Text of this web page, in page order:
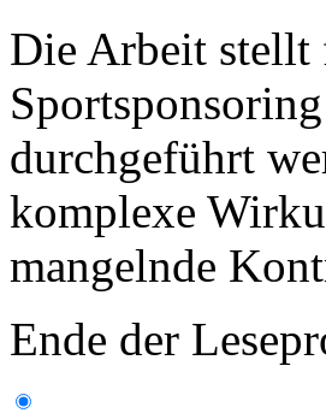
Die Arbeit stellt
durchgeführt
komplexe
mangelnde
Ende der